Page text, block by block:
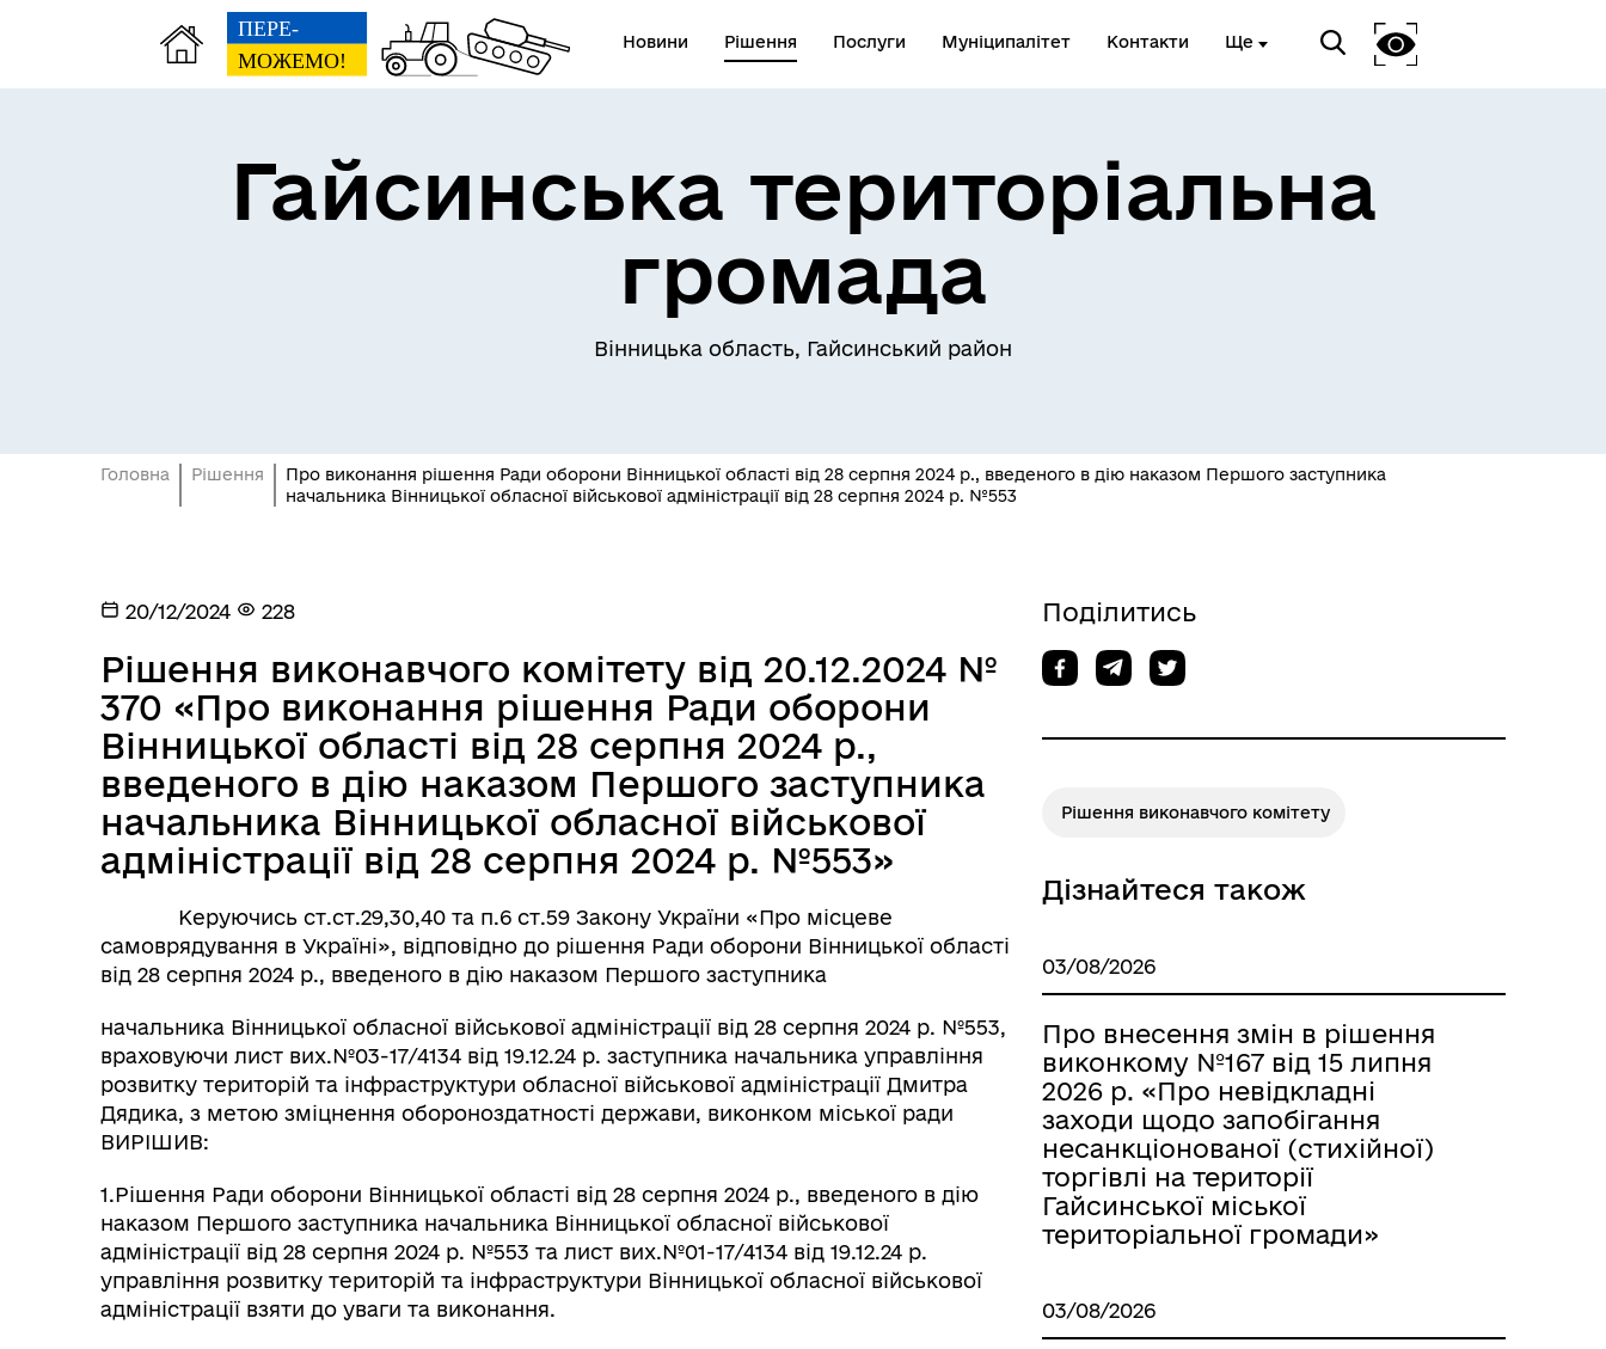
Новини Рішення Послуги Муніципалітет Контакти Ще
Ветеранська політика
громади
Публічна інформація
комунальних підприємств
Гайсинська територіальна
громада
Вінницька область, Гайсинський район
Головна Рішення
Про виконання рішення Ради оборони Вінницької області від 28 серпня 2024 р., введеного в дію наказом Першого заступника
начальника Вінницької обласної військової адміністрації від 28 серпня 2024 р. №553
20/12/2024 228
Рішення виконавчого комітету від 20.12.2024 №
370 «Про виконання рішення Ради оборони
Вінницької області від 28 серпня 2024 р.,
введеного в дію наказом Першого заступника
начальника Вінницької обласної військової
адміністрації від 28 серпня 2024 р. №553»
Керуючись ст.ст.29,30,40 та п.6 ст.59 Закону України «Про місцеве
самоврядування в Україні», відповідно до рішення Ради оборони Вінницької області
від 28 серпня 2024 р., введеного в дію наказом Першого заступника
начальника Вінницької обласної військової адміністрації від 28 серпня 2024 р. №553,
враховуючи лист вих.№03-17/4134 від 19.12.24 р. заступника начальника управління
розвитку територій та інфраструктури обласної військової адміністрації Дмитра
Дядика, з метою зміцнення обороноздатності держави, виконком міської ради
ВИРІШИВ:
1.Рішення Ради оборони Вінницької області від 28 серпня 2024 р., введеного в дію
наказом Першого заступника начальника Вінницької обласної військової
адміністрації від 28 серпня 2024 р. №553 та лист вих.№01-17/4134 від 19.12.24 р.
управління розвитку територій та інфраструктури Вінницької обласної військової
адміністрації взяти до уваги та виконання.
Поділитись
Рішення виконавчого комітету
Дізнайтеся також
03/08/2026
Про внесення змін в рішення
виконкому №167 від 15 липня
2026 р. «Про невідкладні
заходи щодо запобігання
несанкціонованої (стихійної)
торгівлі на території
Гайсинської міської
територіальної громади»
03/08/2026